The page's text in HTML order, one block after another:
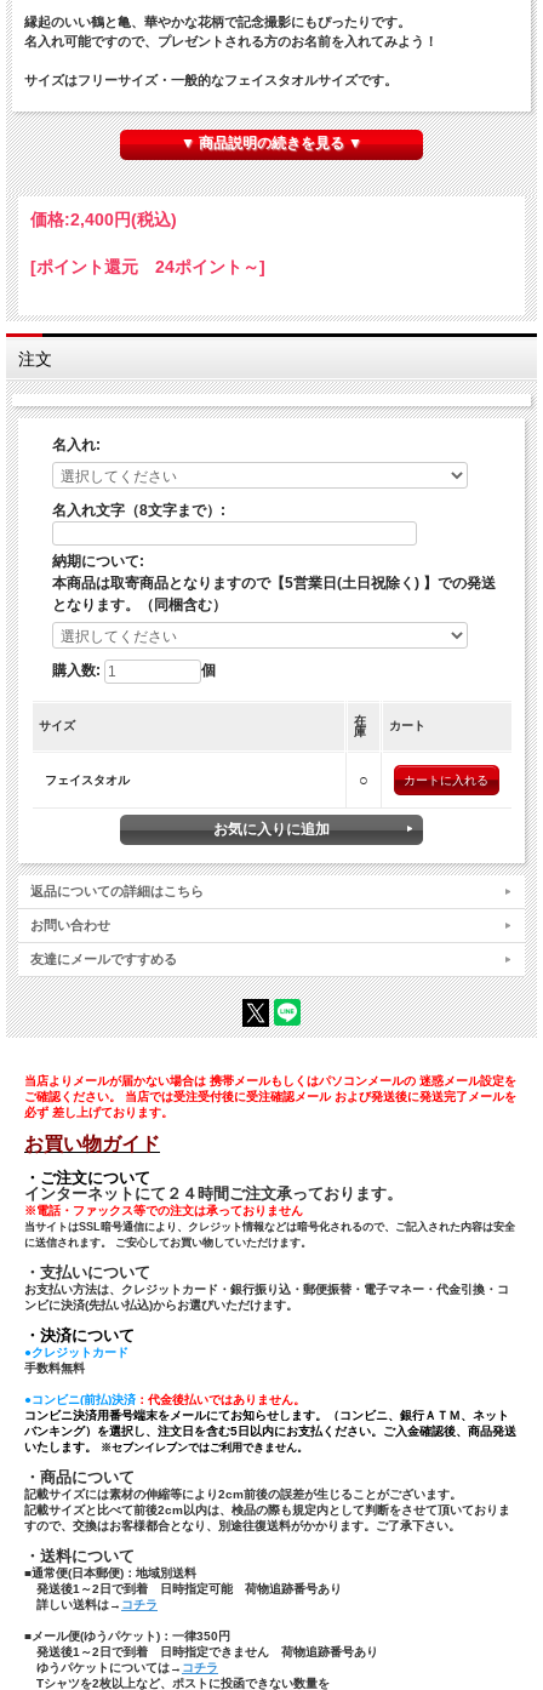
縁起のいい鶴と亀、華やかな花柄で記念撮影にもぴったりです。
名入れ可能ですので、プレゼントされる方のお名前を入れてみよう！
サイズはフリーサイズ・一般的なフェイスタオルサイズです。
名前の文字は黒文字、書体は筆文字となります。文字数は８文字(ひらがながオス
スメ！)まで名入れいたします。
他にもご長寿祝い商品が数十種ありますので、当店シャレもんの長寿祝いコーナー
をご覧ください。
きっと、笑顔になる長寿祝いはシャレもん！！
▼ 商品説明の続きを見る ▼
価格:2,400円(税込)
[ポイント還元 24ポイント～]
注文
名入れ:
名入れ文字（8文字まで）:
納期について:
本商品は取寄商品となりますので【5営業日(土日祝除く) 】での発送
となります。（同梱含む）
購入数: 個
サイズ
在
庫
カート
フェイスタオル ○
返品についての詳細はこちら
お問い合わせ
友達にメールですすめる
当店よりメールが届かない場合は 携帯メールもしくはパソコンメールの 迷惑メール設定を
ご確認ください。 当店では受注受付後に受注確認メール および発送後に発送完了メールを
必ず 差し上げております。
お買い物ガイド
・ご注文について
インターネットにて２４時間ご注文承っております。
※電話・ファックス等での注文は承っておりません
当サイトはSSL暗号通信により、クレジット情報などは暗号化されるので、ご記入された内容は安全
に送信されます。 ご安心してお買い物していただけます。
・支払いについて
お支払い方法は、クレジットカード・銀行振り込・郵便振替・電子マネー・代金引換・コ
ンビに決済(先払い払込)からお選びいただけます。
・決済について
●クレジットカード
手数料無料
●コンビニ(前払)決済 ：代金後払いではありません。
コンビニ決済用番号端末をメールにてお知らせします。（コンビニ、銀行ＡＴＭ、ネット
バンキング）を選択し、注文日を含む5日以内にお支払ください。ご入金確認後、商品発送
いたします。
※セブンイレブンではご利用できません。
・商品について
記載サイズには素材の伸縮等により2cm前後の誤差が生じることがございます。
記載サイズと比べて前後2cm以内は、検品の際も規定内として判断をさせて頂いておりま
すので、交換はお客様都合となり、別途往復送料がかかります。ご了承下さい。
・送料について
■通常便(日本郵便)： 地域別送料
発送後1～2日で到着 日時指定可能 荷物追跡番号あり
詳しい送料は→ コチラ
■メール便(ゆうパケット)：一律350円
発送後1～2日で到着 日時指定できません 荷物追跡番号あり
ゆうパケットについては→ コチラ
Tシャツを2枚以上など、ポストに投函できない数量を